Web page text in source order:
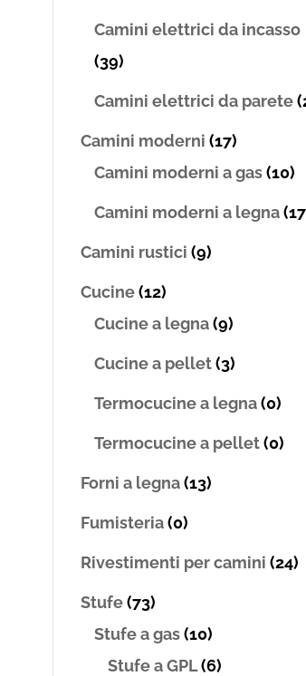
Camini elettrici da incasso
(39)
Camini elettrici da parete
Camini moderni (17)
Camini moderni a gas (10)
Camini moderni a legna
Camini rustici (9)
Cucine (12)
Cucine a legna (9)
Cucine a pellet (3)
Termocucine a legna (0)
Termocucine a pellet (0)
Forni a legna (13)
Fumisteria (0)
Rivestimenti per camini (24)
Stufe (73)
Stufe a gas (10)
Stufe a GPL (6)